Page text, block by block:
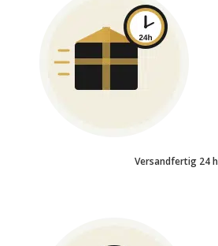
Versandfertig 24 h